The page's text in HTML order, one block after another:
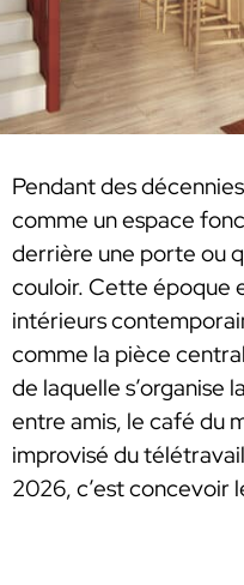
Pendant des
comme un espace
derrière une porte ou
couloir. Cette époque
intérieurs
comme la pièce
de laquelle s’organise
entre amis, le café du
improvisé du
2026, c’est concevoir